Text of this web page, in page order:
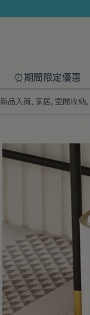
⏰期間限定優惠
新品入荷, 家居, 空間收納,